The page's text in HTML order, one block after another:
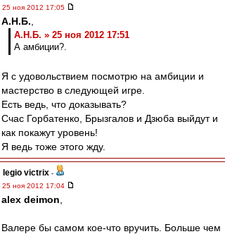
25 ноя 2012 17:05
А.Н.Б.
А.Н.Б. » 25 ноя 2012 17:51
А амбиции?.
Я с удовольствием посмотрю на амбиции и
мастерство в следующей игре.
Есть ведь, что доказывать?
Счас Горбатенко, Брызгалов и Дзюба выйдут и
как покажут уровень!
Я ведь тоже этого жду.
legio victrix -
25 ноя 2012 17:04
alex deimon
Валере бы самом кое-что вручить. Больше чем